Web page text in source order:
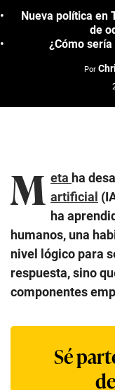
Nueva política en
de
¿Cómo
Por
M eta ha
artificial
ha
humanos, una
nivel lógico para
respuesta, sino
componentes